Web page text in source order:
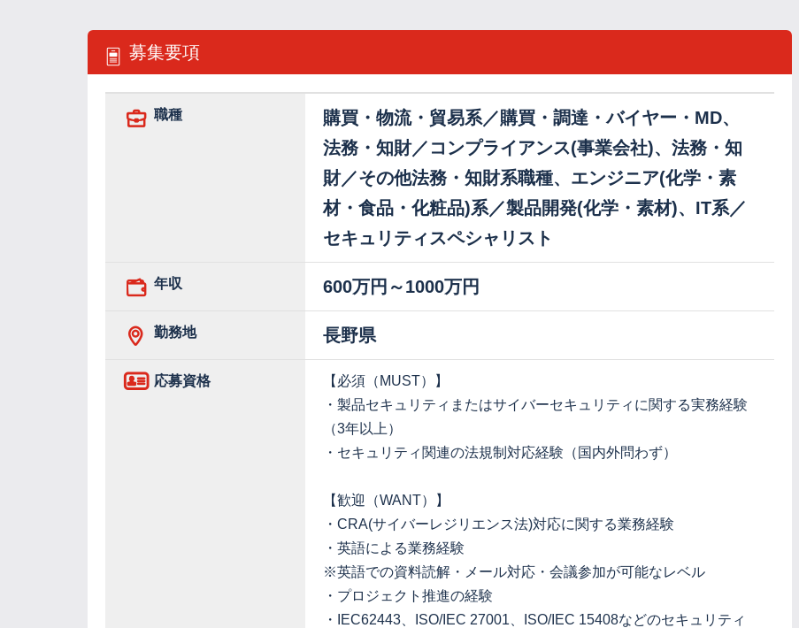
募集要項
職種
購買・物流・貿易系／購買・調達・バイヤー・MD、
法務・知財／コンプライアンス(事業会社)、法務・知
財／その他法務・知財系職種、エンジニア(化学・素
材・食品・化粧品)系／製品開発(化学・素材)、IT系／
セキュリティスペシャリスト
年収 600万円～1000万円
勤務地 長野県
応募資格
【必須（MUST）】
・製品セキュリティまたはサイバーセキュリティに関する実務経験
（3年以上）
・セキュリティ関連の法規制対応経験（国内外問わず）
【歓迎（WANT）】
・CRA(サイバーレジリエンス法)対応に関する業務経験
・英語による業務経験
※英語での資料読解・メール対応・会議参加が可能なレベル
・プロジェクト推進の経験
・IEC62443、ISO/IEC 27001、ISO/IEC 15408などのセキュリティ